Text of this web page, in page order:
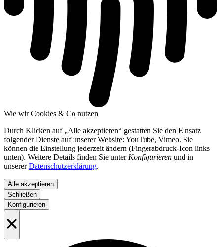
Wie wir Cookies & Co nutzen
Durch Klicken auf „Alle akzeptieren“ gestatten Sie den Einsatz
folgender Dienste auf unserer Website: YouTube, Vimeo. Sie
können die Einstellung jederzeit ändern (Fingerabdruck-Icon links
unten). Weitere Details finden Sie unter Konfigurieren und in
unsererDatenschutzerklärung.
Alle akzeptieren
Schließen
Konfigurieren